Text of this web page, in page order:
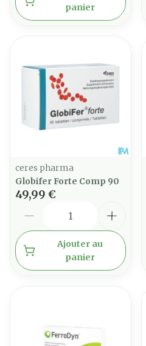
panier
ceres pharma
Globifer Forte Comp 90
49,99 €
Ajouter au
panier